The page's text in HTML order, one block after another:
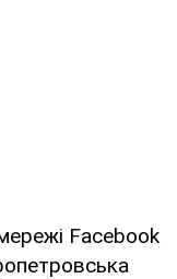
Facebook